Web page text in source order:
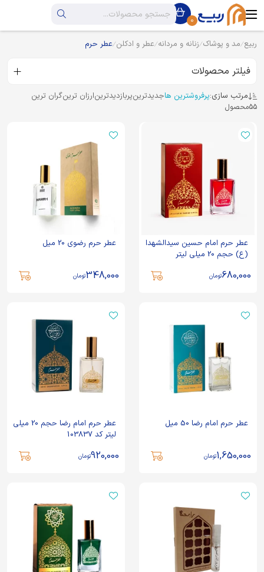
0
ربیع مد و پوشاک زنانه و مردانه عطر و ادکلن عطر حرم
فیلتر محصولات
مرتب سازی:پرفروشترین هاجدیدترینپربازدیدترینارزان ترینگران ترین
55محصول
عطر حرم امام حسین سیدالشهدا
(ع) حجم 20 میلی لیتر
680,000تومان
عطر حرم رضوی 20 میل
348,000تومان
عطر حرم امام رضا 50 میل
1,650,000تومان
عطر حرم امام رضا حجم 20 میلی
لیتر کد 103837
920,000تومان